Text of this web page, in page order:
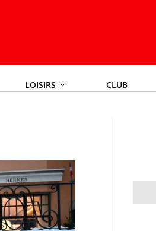
LOISIRS CLUB